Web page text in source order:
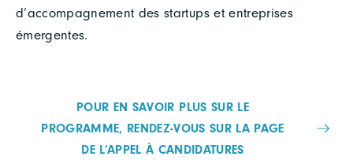
d’accompagnement des startups et entreprises
émergentes.
POUR EN SAVOIR PLUS SUR LE
PROGRAMME, RENDEZ-VOUS SUR LA PAGE
DE L’APPEL À CANDIDATURES